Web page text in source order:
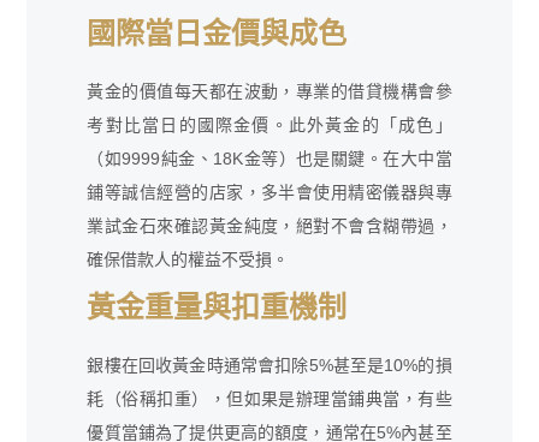
國際當日金價與成色
黃金的價值每天都在波動，專業的借貸機構會參
考對比當日的國際金價。此外黃金的「成色」
（如9999純金、18K金等）也是關鍵。在大中當
鋪等誠信經營的店家，多半會使用精密儀器與專
業試金石來確認黃金純度，絕對不會含糊帶過，
確保借款人的權益不受損。
黃金重量與扣重機制
銀樓在回收黃金時通常會扣除5%甚至是10%的損
耗（俗稱扣重），但如果是辦理當鋪典當，有些
優質當鋪為了提供更高的額度，通常在5%內甚至